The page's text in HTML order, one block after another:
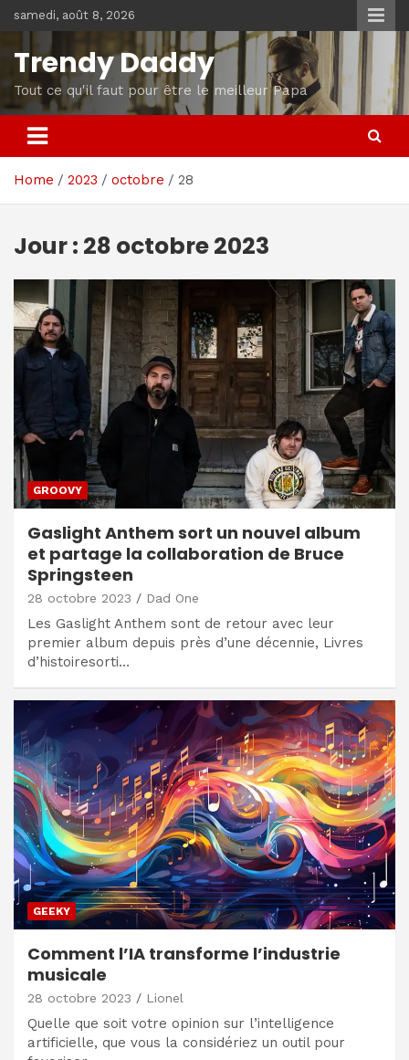
to
content
samedi, août 8, 2026
Trendy Daddy
Tout ce qu'il faut pour être le meilleur Papa
Home 2023 octobre 28
Jour : 28 octobre 2023
GROOVY
Gaslight Anthem sort un nouvel album
et partage la collaboration de Bruce
Springsteen
28 octobre 2023 Dad One
Les Gaslight Anthem sont de retour avec leur
premier album depuis près d’une décennie, Livres
d’histoiresorti…
GEEKY
Comment l’IA transforme l’industrie
musicale
28 octobre 2023 Lionel
Quelle que soit votre opinion sur l’intelligence
artificielle, que vous la considériez un outil pour